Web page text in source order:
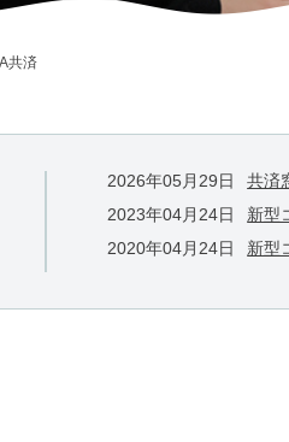
共済
2026年05月29日
共済
2023年04月24日
新型
2020年04月24日
新型